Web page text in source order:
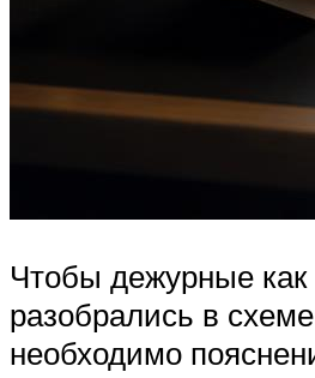
Чтобы дежурные как
разобрались в
необходимо